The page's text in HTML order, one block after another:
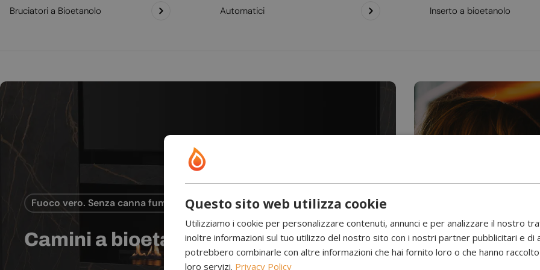
Bruciatori a Bioetanolo Automatici Inserto a bioetanolo
Fuoco vero. Senza canna fumaria.
Camini a bioetanolo Camini a
Questo sito web utilizza cookie
Utilizziamo i cookie per personalizzare contenuti, annunci e per analizzare il nostro
inoltre informazioni sul tuo utilizzo del nostro sito con i nostri partner pubblicitari e di
potrebbero combinarle con altre informazioni che hai fornito loro o che hanno
loro servizi. Privacy Policy